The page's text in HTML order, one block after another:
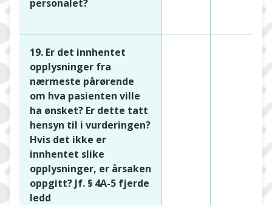
personalet?
19. Er det innhentet
opplysninger fra
nærmeste pårørende
om hva pasienten ville
ha ønsket? Er dette tatt
hensyn til i vurderingen?
Hvis det ikke er
innhentet slike
opplysninger, er årsaken
oppgitt? Jf. § 4A-5 fjerde
ledd